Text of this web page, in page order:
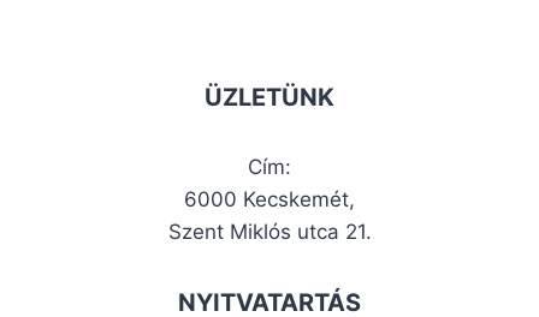
ÜZLETÜNK
Cím:
6000 Kecskemét,
Szent Miklós utca 21.
NYITVATARTÁS